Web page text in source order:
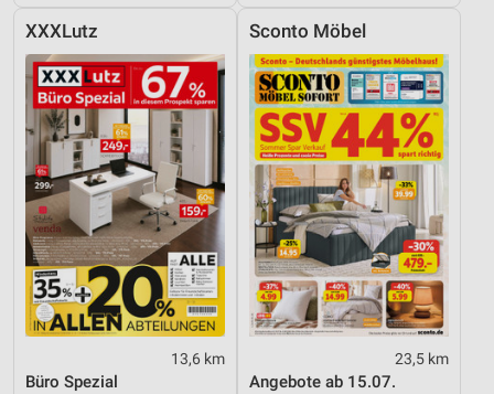
XXXLutz
13,6 km
Büro Spezial
Sconto Möbel
23,5 km
Angebote ab 15.07.